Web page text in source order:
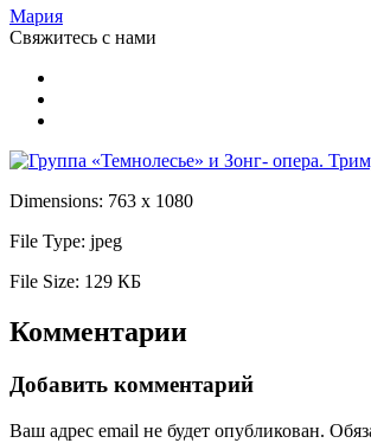
Мария
Свяжитесь с нами
Dimensions: 763 x 1080
File Type: jpeg
File Size: 129 КБ
Комментарии
Добавить комментарий
Ваш адрес email не будет опубликован.